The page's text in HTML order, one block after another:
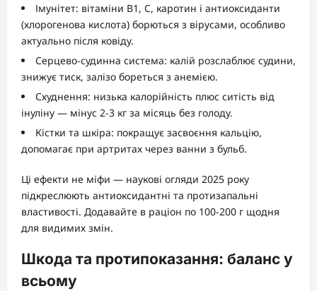
Імунітет: вітаміни B1, C, каротин і антиоксиданти
(хлорогенова кислота) борються з вірусами, особливо
актуально після ковіду.
Серцево-судинна система: калій розслаблює судини,
знижує тиск, залізо бореться з анемією.
Схуднення: низька калорійність плюс ситість від
інуліну — мінус 2-3 кг за місяць без голоду.
Кістки та шкіра: покращує засвоєння кальцію,
допомагає при артритах через ванни з бульб.
Ці ефекти не міфи — наукові огляди 2025 року
підкреслюють антиоксидантні та протизапальні
властивості. Додавайте в раціон по 100-200 г щодня
для видимих змін.
Шкода та протипоказання: баланс у
всьому